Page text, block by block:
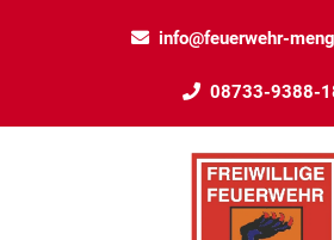
info@feuerwehr-
08733-9388-